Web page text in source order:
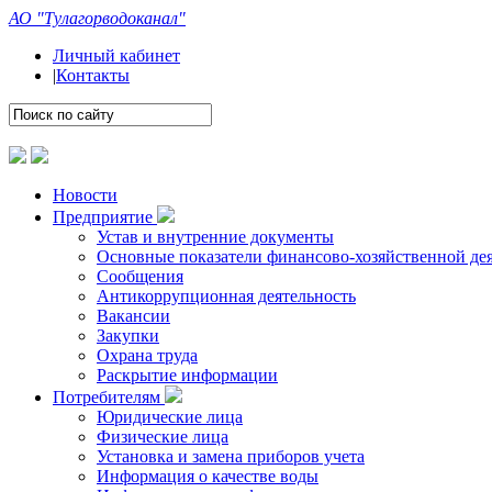
АО "Тулагорводоканал"
Личный кабинет
|Контакты
Новости
Предприятие
Устав и внутренние документы
Основные показатели финансово-хозяйственной
Сообщения
Антикоррупционная деятельность
Вакансии
Закупки
Охрана труда
Раскрытие информации
Потребителям
Юридические лица
Физические лица
Установка и замена приборов учета
Информация о качестве воды